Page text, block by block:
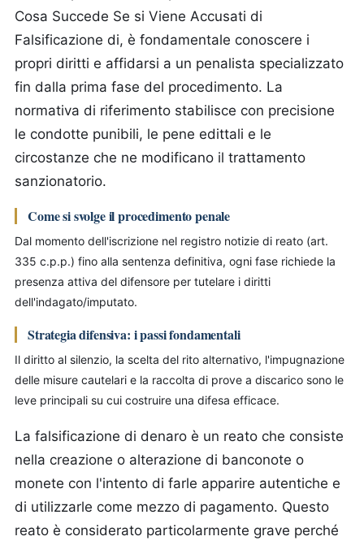
Cosa Succede Se si Viene Accusati di
Falsificazione di, è fondamentale conoscere i
propri diritti e affidarsi a un penalista specializzato
fin dalla prima fase del procedimento. La
normativa di riferimento stabilisce con precisione
le condotte punibili, le pene edittali e le
circostanze che ne modificano il trattamento
sanzionatorio.
Come si svolge il procedimento penale
Dal momento dell'iscrizione nel registro notizie di reato (art.
335 c.p.p.) fino alla sentenza definitiva, ogni fase richiede la
presenza attiva del difensore per tutelare i diritti
dell'indagato/imputato.
Strategia difensiva: i passi fondamentali
Il diritto al silenzio, la scelta del rito alternativo, l'impugnazione
delle misure cautelari e la raccolta di prove a discarico sono le
leve principali su cui costruire una difesa efficace.
La falsificazione di denaro è un reato che consiste
nella creazione o alterazione di banconote o
monete con l'intento di farle apparire autentiche e
di utilizzarle come mezzo di pagamento. Questo
reato è considerato particolarmente grave perché